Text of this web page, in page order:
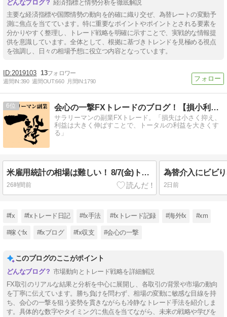
経済指標と情勢分析を徹底解説
主要な経済指標や国際情勢の動向を的確に織り交ぜ、為替レートの変動予
測に焦点を当てています。特に重要なポイントやポイントとされる要素を
分かりやすく整理し、トレード戦略を明確に示すことで、実戦的な情報提
供を意識しています。全体として、根拠に基づきトレンドを見極める視点
を強調し、日々の相場予想に役立つ内容となっています。
2019103 13
週間IN:390 週間OUT:660 月間IN:1790
6 会心の一撃FXトレードのブログ！【損小利大】
サラリーマンの副業FXトレード。「損失は小さく抑え、
利益は大きく伸ばすことで、トータルの利益を大きくす
る」
米雇用統計の相場は難しい！ 8/7(金)トレード結果
26時間前 2日前
#fx #fxトレード日記 #fx手法 #fxトレード記録 #海外fx #xm
#稼ぐfx #fxブログ #fx収支 #会心の一撃
このブログのここがポイント
市場動向とトレード戦略を詳細解説
FX取引のリアルな結果と分析を中心に展開し、各取引の背景や市場の動向
を丁寧に伝えています。勝ち負けを問わず、相場の変動に敏感な目線を持
ち、会心の一撃を狙う姿勢を貫きながらも冷静なトレード手法を紹介しま
す。具体的な数字やタイミングに焦点を当てながら、未来の戦略や学びを